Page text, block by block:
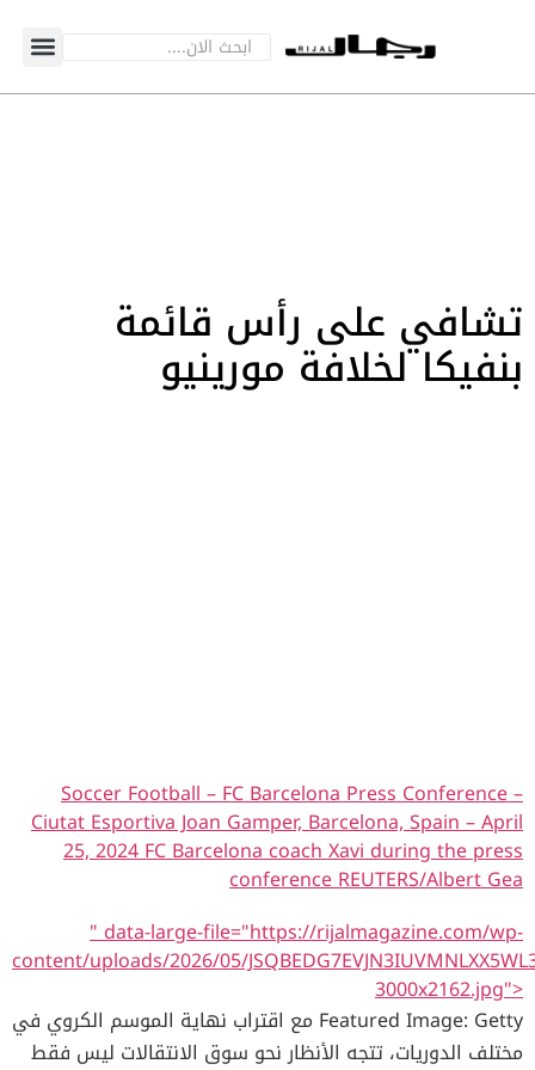
تشافي على رأس قائمة
بنفيكا لخلافة مورينيو
Soccer Football – FC Barcelona Press Conference –
Ciutat Esportiva Joan Gamper, Barcelona, Spain – April
25, 2024 FC Barcelona coach Xavi during the press
conference REUTERS/Albert Gea
" data-large-file="https://rijalmagazine.com/wp-
content/uploads/2026/05/
3000x2162.jpg">
Featured Image: Getty مع اقتراب نهاية الموسم الكروي في
مختلف الدوريات، تتجه الأنظار نحو سوق الانتقالات ليس فقط